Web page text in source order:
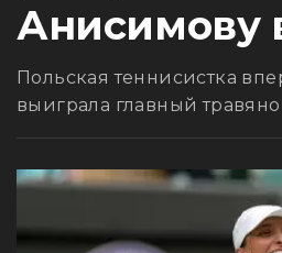
Анисимову
Польская теннисистка
выиграла главный